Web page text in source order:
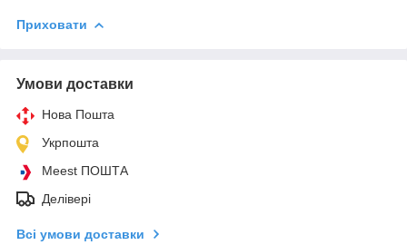
Приховати
Умови доставки
Нова Пошта
Укрпошта
Meest ПОШТА
Делівері
Всі умови доставки